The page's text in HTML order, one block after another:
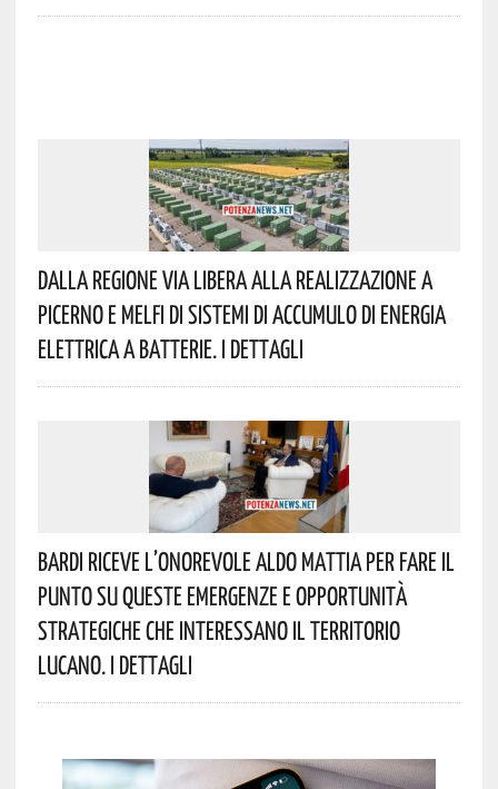
Dalla Regione Via Libera Alla Realizzazione A
Picerno E Melfi Di Sistemi Di Accumulo Di Energia
Elettrica A Batterie. I Dettagli
Bardi Riceve L’onorevole Aldo Mattia Per Fare Il
Punto Su Queste Emergenze E Opportunità
Strategiche Che Interessano Il Territorio
Lucano. I Dettagli